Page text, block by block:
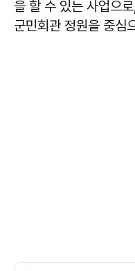
을 할 수 있는 사업으
군민회관 정원을 중심